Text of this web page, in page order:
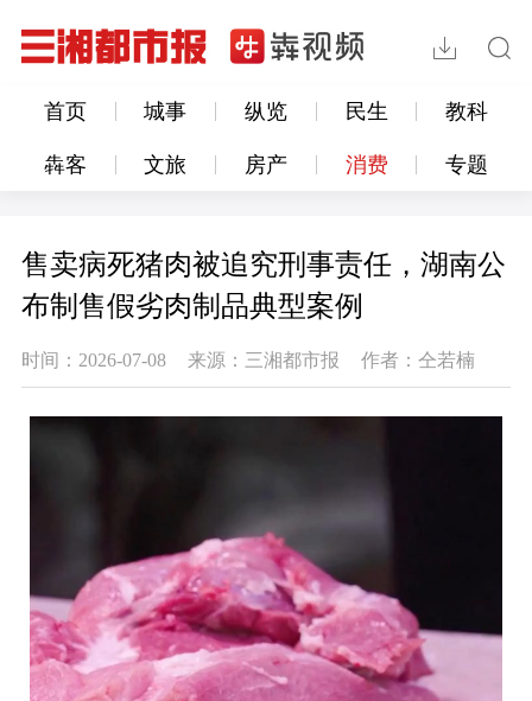
首页 城事 纵览 民生 教科
犇客 文旅 房产 消费 专题
售卖病死猪肉被追究刑事责任，湖南公
布制售假劣肉制品典型案例
时间：2026-07-08 来源：三湘都市报 作者：仝若楠